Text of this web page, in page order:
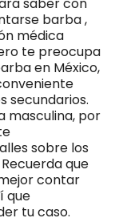
barba ,
médica
te preocupa
en México,
secundarios.
masculina, por
sobre los
que
contar
que
tu caso.